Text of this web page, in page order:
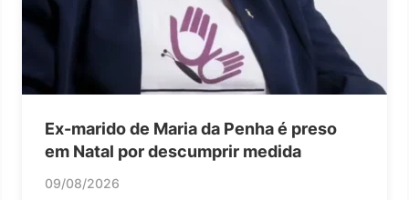
Ex-marido de Maria da Penha é preso
em Natal por descumprir medida
09/08/2026